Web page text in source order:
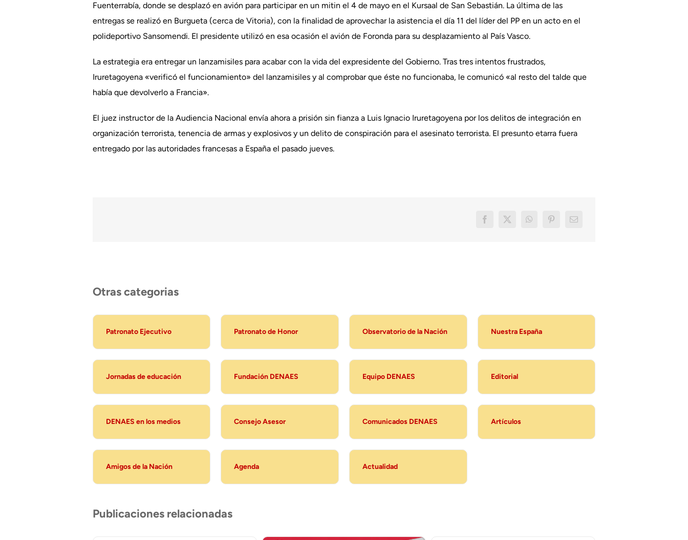
Fuenterrabía, donde se desplazó en avión para participar en un mitin el 4 de mayo en el Kursaal de San Sebastián. La última de las
entregas se realizó en Burgueta (cerca de Vitoria), con la finalidad de aprovechar la asistencia el día 11 del líder del PP en un acto en el
polideportivo Sansomendi. El presidente utilizó en esa ocasión el avión de Foronda para su desplazamiento al País Vasco.
La estrategia era entregar un lanzamisiles para acabar con la vida del expresidente del Gobierno. Tras tres intentos frustrados,
Iruretagoyena «verificó el funcionamiento» del lanzamisiles y al comprobar que éste no funcionaba, le comunicó «al resto del talde que
había que devolverlo a Francia».
El juez instructor de la Audiencia Nacional envía ahora a prisión sin fianza a Luis Ignacio Iruretagoyena por los delitos de integración en
organización terrorista, tenencia de armas y explosivos y un delito de conspiración para el asesinato terrorista. El presunto etarra fuera
entregado por las autoridades francesas a España el pasado jueves.
Otras categorias
Patronato Ejecutivo Patronato de Honor Observatorio de la Nación Nuestra España
Jornadas de educación Fundación DENAES Equipo DENAES Editorial
DENAES en los medios Consejo Asesor Comunicados DENAES Artículos
Amigos de la Nación Agenda Actualidad
Publicaciones relacionadas